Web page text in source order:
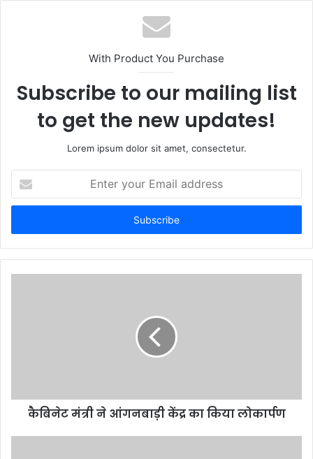
With Product You Purchase
Subscribe to our mailing list
to get the new updates!
Lorem ipsum dolor sit amet, consectetur.
your
Email
कैबिनेट मंत्री ने आंगनबाड़ी केंद्र का किया लोकार्पण